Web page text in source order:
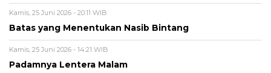
Kamis, 25 Juni 2026 - 20:11 WIB
Batas yang Menentukan Nasib Bintang
Kamis, 25 Juni 2026 - 14:21 WIB
Padamnya Lentera Malam